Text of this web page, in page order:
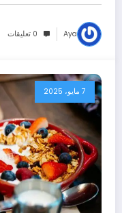
Aya 0 تعليقات
7 مايو، 2025